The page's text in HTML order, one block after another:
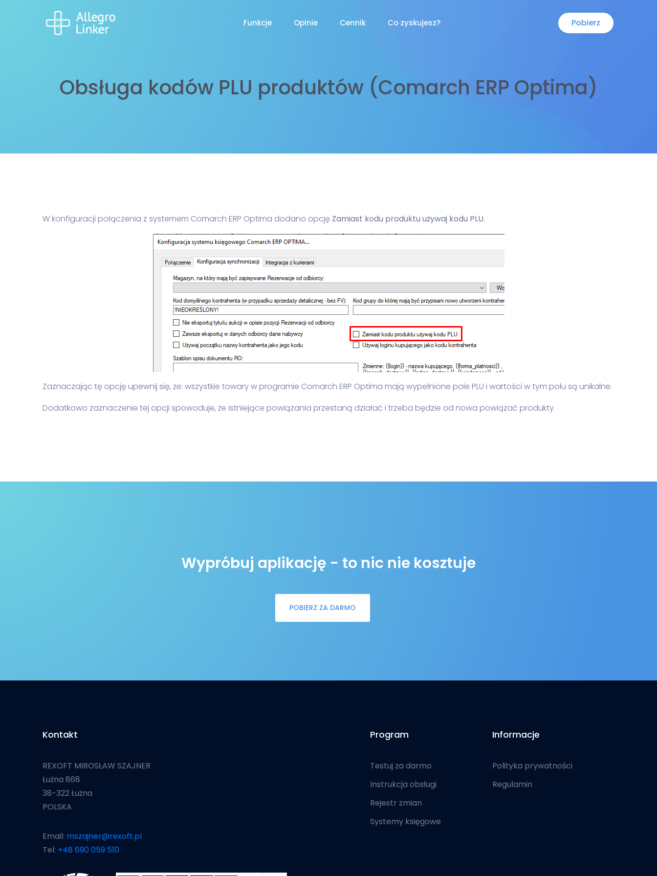
Funkcje Opinie Cennik Co zyskujesz? Pobierz
Obsługa kodów PLU produktów (Comarch ERP Optima)
W konfiguracji połączenia z systemem Comarch ERP Optima dodano opcję Zamiast kodu produktu używaj kodu PLU.
Zaznaczając tę opcję upewnij się, że: wszystkie towary w programie Comarch ERP Optima mają wypełnione pole PLU i wartości w tym polu są unikalne.
Dodatkowo zaznaczenie tej opcji spowoduje, że istniejące powiązania przestaną działać i trzeba będzie od nowa powiązać produkty.
Wypróbuj aplikację - to nic nie kosztuje
POBIERZ ZA DARMO
Kontakt
REXOFT MIROSŁAW SZAJNER
Łużna 868
38-322 Łużna
POLSKA
Email: mszajner@rexoft.pl
Tel: +48 690 059 510
Program
Testuj za darmo
Instrukcja obsługi
Rejestr zmian
Systemy księgowe
Informacje
Polityka prywatności
Regulamin